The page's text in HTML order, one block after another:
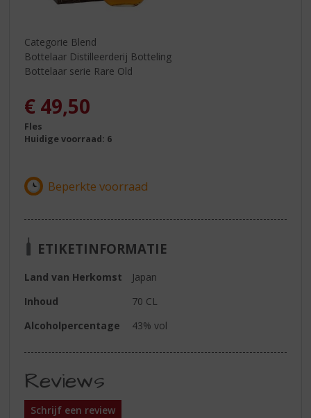
Categorie Blend
Bottelaar Distilleerderij Botteling
Bottelaar serie Rare Old
€ 49,50
Fles
Huidige voorraad: 6
ETIKETINFORMATIE
Land van Herkomst
Japan
Inhoud
70 CL
Alcoholpercentage
43% vol
Reviews
Schrijf een review